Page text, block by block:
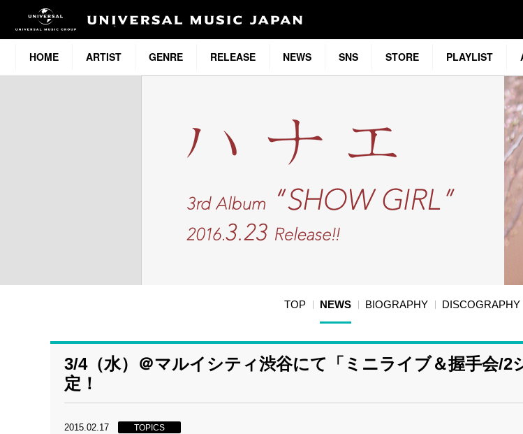
HOME ARTIST GENRE RELEASE NEWS SNS STORE PLAYLIST
TOP NEWS BIOGRAPHY DISCOGRAPHY
3/4（水）＠マルイシティ渋谷にて「ミニライブ＆握手会/2
定！
2015.02.17 TOPICS